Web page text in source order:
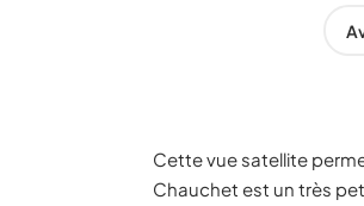
Cette vue satellite
Chauchet est un très